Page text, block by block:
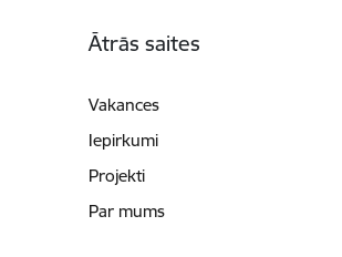
Ātrās saites
Vakances
Iepirkumi
Projekti
Par mums